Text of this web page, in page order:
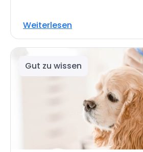
Weiterlesen
Gut zu wissen